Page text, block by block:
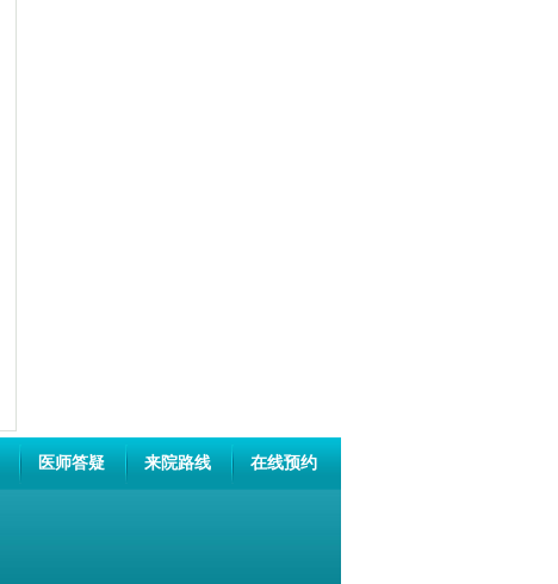
医师答疑 来院路线 在线预约